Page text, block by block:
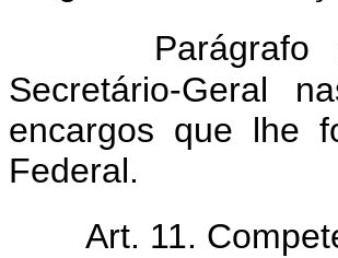
Secretário-Geral
encargos que lhe
Federal.
Art. 11.